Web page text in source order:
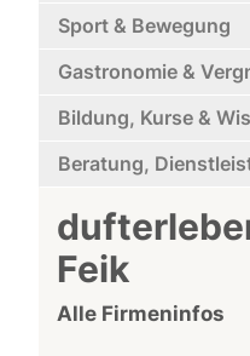
Sport & Bewegung
Gastronomie &
Bildung, Kurse &
Beratung,
Feik
Alle Firmeninfos